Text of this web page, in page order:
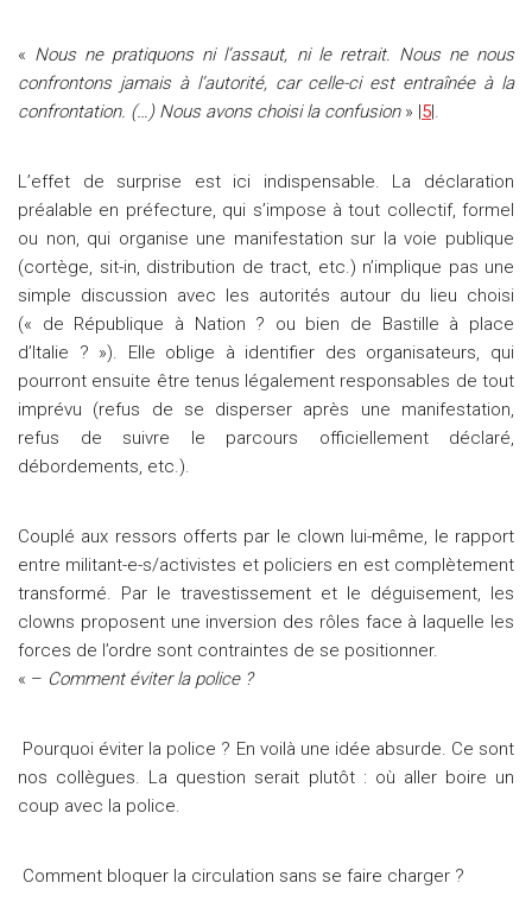
« Nous ne pratiquons ni l’assaut, ni le retrait. Nous ne nous
confrontons jamais à l’autorité, car celle-ci est entraînée à la
confrontation. (…) Nous avons choisi la confusion» |5|.
L’effet de surprise est ici indispensable. La déclaration
préalable en préfecture, qui s’impose à tout collectif, formel
ou non, qui organise une manifestation sur la voie publique
(cortège, sit-in, distribution de tract, etc.) n’implique pas une
simple discussion avec les autorités autour du lieu choisi
(« de République à Nation ? ou bien de Bastille à place
d’Italie ? »). Elle oblige à identifier des organisateurs, qui
pourront ensuite être tenus légalement responsables de tout
imprévu (refus de se disperser après une manifestation,
refus de suivre le parcours officiellement déclaré,
débordements, etc.).
Couplé aux ressors offerts par le clown lui-même, le rapport
entre militant-e-s/activistes et policiers en est complètement
transformé. Par le travestissement et le déguisement, les
clowns proposent une inversion des rôles face à laquelle les
forces de l’ordre sont contraintes de se positionner.
« – Comment éviter la police ?
Pourquoi éviter la police ? En voilà une idée absurde. Ce sont
nos collègues. La question serait plutôt : où aller boire un
coup avec la police.
Comment bloquer la circulation sans se faire charger ?